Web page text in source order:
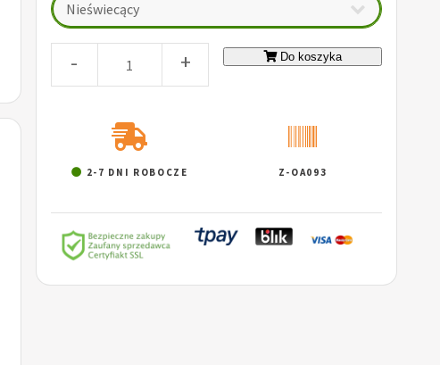
- + Do koszyka
2-7 DNI ROBOCZE Z-OA093